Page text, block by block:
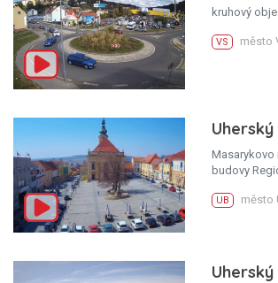
kruhový
VS město
Masarykovo
budovy
UB město